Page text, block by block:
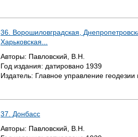
36. Ворошиловградская,
Харьковская...
Авторы: Павловский, В.Н.
Год издания: датировано 1939
Издатель: Главное управление
37. Донбасс
Авторы: Павловский, В.Н.